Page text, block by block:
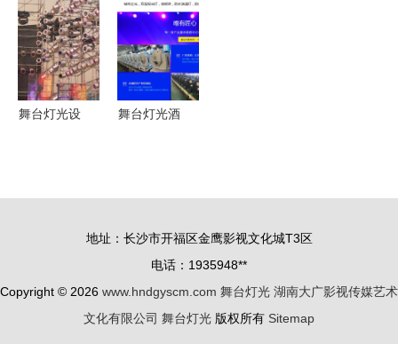
舞台灯光设
舞台灯光酒
所的应用优
地址：长沙市开福区金鹰影视文化城T3区
电话：1935948**
Copyright © 2026 www.hndgyscm.com 舞台灯光 湖南大广影视传媒艺术
文化有限公司 舞台灯光 版权所有 Sitemap